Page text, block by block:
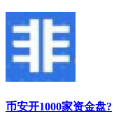
币安开1000家资金盘?